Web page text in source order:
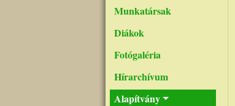
Munkatársak
Diákok
Fotógaléria
Hírarchívum
Alapítvány